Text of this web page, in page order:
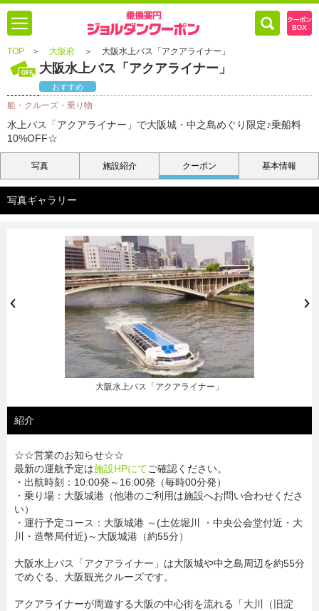
TOP ＞ 大阪府 ＞ 大阪水上バス「アクアライナー」
大阪水上バス「アクアライナー」
おすすめ
船・クルーズ・乗り物
水上バス「アクアライナー」で大阪城・中之島めぐり限定♪乗船料
10%OFF☆
写真 施設紹介 クーポン 基本情報
写真ギャラリー
大阪水上バス「アクアライナー」
紹介
☆☆営業のお知らせ☆☆
最新の運航予定は施設HPにてご確認ください。
・出航時刻：10:00発～16:00発（毎時00分発）
・乗り場：大阪城港（他港のご利用は施設へお問い合わせくださ
い）
・運行予定コース：大阪城港 ～(土佐堀川 ・中央公会堂付近・大
川・造幣局付近)～大阪城港（約55分）
大阪水上バス「アクアライナー」は大阪城や中之島周辺を約55分
でめぐる、大阪観光クルーズです。
アクアライナーが周遊する大阪の中心街を流れる「大川（旧淀